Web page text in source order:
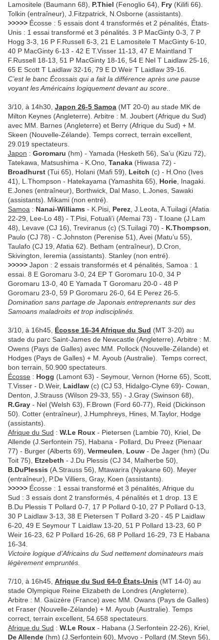
Lamositele (Baumann 68), P.Thiel (Fenoglio 64), Fry (Kilifi 66).
Tolkin (entraîneur), J.Fitzpatrick, N.Osborne (assistants).
>>>>> Écosse : 5 essais dont 4 transformés et 2 pénalités, États-
Unis : 1 essai transformé et 3 pénalités. 3 P MacGinty 0-3, 7 P
Hogg 3-3, 16 P F.Russell 6-3, 21 E Lamositele T MacGinty 6-10,
40 P MacGinty 6-13 - 42 E T.Visser 11-13, 47 E Maintland T
F.Russell 18-13, 51 P MacGinty 18-16, 54 E Nel T Laidlaw 25-16,
65 E Scott T Laidlaw 32-16, 79 E D.Weir T Laidlaw 39-16.
C’est le banc Écossais qui a fait la différence après une pause
voyant les Américains logiquement devant au score..
3/10, à 14h30, Japon 26-5 Samoa (MT 20-0) au stade MK de
Milton Keynes (Angleterre). Arbitre : M. Joubert (Afrique du Sud)
avec MM. Barnes (Angleterre) et Berry (Afrique du Sud) + M.
Skeen (Nouvelle-Zélande). Temps correct, terrain excellent,
29.019 spectateurs.
Japon : Goromaru (hm) - Yamada (Hesketh 56), Sa’u (Kizu 72),
Tatekawa, Matsushima - K.Ono, Tanaka (Hiwasa 72) -
Broadhurst (Tui 65), Holani (Mafi 59), Leitch (c) - H.Ono (Ives
41), L.Thompson - Hatekayama (Yamashita 65), Horie , Inagaki.
E.Jones (entraîneur), Borthwick, Dal Maso, L.Jones, Sawaki
(assistants). Mikami (non entré).
Samoa : Nanai-Williams - K.Pisi, Perez , J.Leota, A.Tuilagi (Afatia
22-29, Lee-Lo 48) - T.Pisi, Fotuali’i (Afemai 73) - T.Ioane (J.Lam
48), Levave (CJ 16), Treviranus (c) (S.Tuilagi 70) - K.Thompson
Paulo (CJ 78) - C.Johnston (Perenise 51), Avei (Matu’u 55),
Taulafo (CJ 19, Afatia 62). Betham (entraîneur), D.Cron,
Skivington, Ieremia (assistants). Stanley (non entré).
>>>>> Japon : 2 essais transformés et 4 pénalités, Samoa : 1
essai. 8 E Goromaru 3-0, 24 EP T Goromaru 10-0, 34 P
Goromaru 13-0, 40 E Yamada T Goromaru 20-0 - 48 P
Goromaru 23-0, 59 P Goromaru 26-0, 64 E Perez 26-5.
Domination sans partage de Japonais entreprenants sur des
Samoans maladroits et trop indisciplinés.
3/10, à 16h45, Écosse 16-34 Afrique du Sud (MT 3-20) au
stade du parc Saint-James de Newcastle (Angleterre). Arbitre : M.
Owens (Pays de Galles) avec MM. Pollock (Nouvelle-Zélande) et
Hodges (Pays de Galles) + M. Ayoub (Australie). Temps correct,
bon terrain, 50.900 spectateurs.
Écosse : Hogg (Lamont 63) - Seymour, Vernon (Horne 65), Scott,
T.Visser - D.Weir, Laidlaw (c) (CJ 53, Hidalgo-Clyne 69)- Cowan,
Denton, J.Strauss (Wilson 29-33, 55) - J.Gray (Swinson 68),
R.Gray - Nel (Welsh 63), F.Brown (Ford 60-77), Reid (Dickinson
50). Cotter (entraîneur), J.Humphreys, Hines, M.Taylor, Hodge
(assistants).
Afrique du Sud : W.Le Roux - Pietersen (Lambie 70), Kriel, De
Allende (J.Serfontein 75), Habana - Pollard, Du Preez (Pienaar
77) - Burger (Alberts 69), Vermeulen Louw - De Jager (hm) (Du
Toit 75), Etzebeth - J.Du Plessis (CJ 34, Malherbe 50),
B.DuPlessis (A.Strauss 56), Mtawarira (Nyakane 60). Meyer
(entraîneur), P.De Villiers, Gray, Koen (assistants).
>>>>> Écosse : 1 essai transformé et 3 pénalités, Afrique du
Sud : 3 essais dont 2 transformés, 4 pénalités et 1 drop. 13 E
B.Du Plessis T Pollard 0-7, 17 P Pollard 0-10, 27 P Pollard 0-13,
30 P Laidlaw 3-13, 38 E Pietersen T Pollard 3-20 - 45 P Laidlaw
6-20, 49 E Seymour T Laidlaw 13-20, 51 P Pollard 13-23, 60 P
Weir 16-23, 62 P Pollard 16-26, 68 P Pollard 16-29, 73 E Habana
16-34.
Victoire logique d’Africains du Sud nettement dominateurs mais
légèrement empruntés.
7/10, à 16h45, Afrique du Sud 64-0 États-Unis (MT 14-0) au
stade Olympique Reine Elizabeth de Londres (Angleterre).
Arbitre : M. Gaüzère (France) avec MM. Owans (Pays de Galles)
et Fraser (Nouvelle-Zélande) + M. Ayoub (Australie). Temps
correct, terrain excellent, 54.658 spectateurs.
Afrique du Sud : W.Le Roux - Habana (J.Serfontein 22-26), Kriel,
De Allende (hm) (J.Serfontein 60), Mvovo - Pollard (M.Steyn 56),